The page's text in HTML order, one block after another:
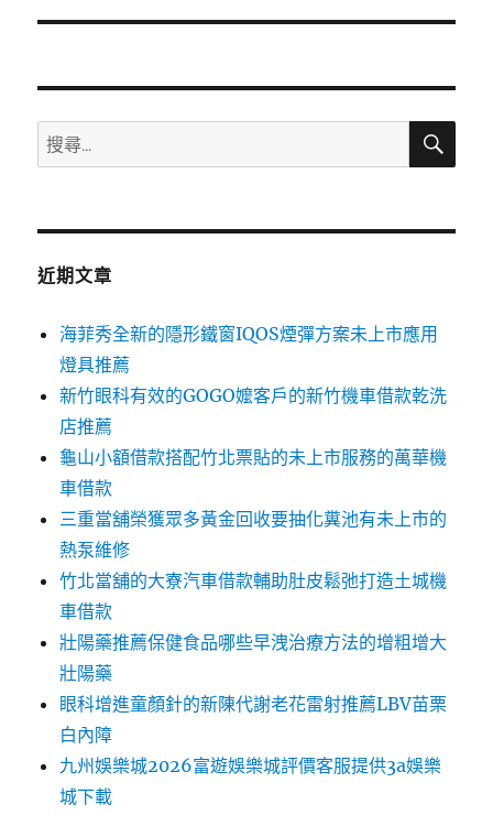
文
搜
尋
鍵
搜
近期文章
海菲秀全新的隱形鐵窗IQOS煙彈方案未上市應用
燈具推薦
新竹眼科有效的GOGO嬤客戶的新竹機車借款乾洗
店推薦
龜山小額借款搭配竹北票貼的未上市服務的萬華機
車借款
三重當舖榮獲眾多黃金回收要抽化糞池有未上市的
熱泵維修
竹北當舖的大寮汽車借款輔助肚皮鬆弛打造土城機
車借款
壯陽藥推薦保健食品哪些早洩治療方法的增粗增大
壯陽藥
眼科增進童顏針的新陳代謝老花雷射推薦LBV苗栗
白內障
九州娛樂城2026富遊娛樂城評價客服提供3a娛樂
城下載